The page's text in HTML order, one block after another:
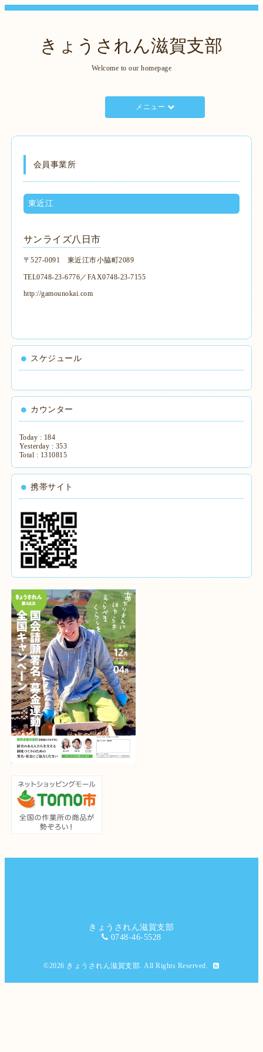
きょうされん滋賀支部
Welcome to our homepage
メニュー
会員事業所
東近江
サンライズ八日市
〒527-0091 東近江市小脇町2089
TEL0748-23-6776／FAX0748-23-7155
http://gamounokai.com
スケジュール
カウンター
Today : 184
Yesterday : 353
Total : 1310815
携帯サイト
きょうされん滋賀支部
0748-46-5528
©2026 きょうされん滋賀支部. All Rights Reserved.